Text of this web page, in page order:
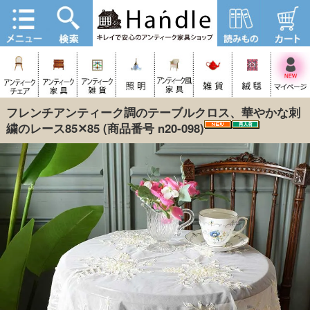
フレンチアンティーク調のテーブルクロス、華やかな刺
繍のレース85✕85(商品番号 n20-098)